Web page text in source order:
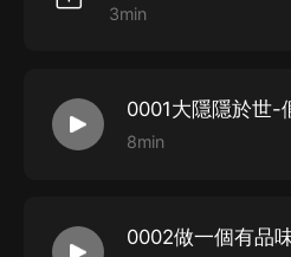
化、道門與世俗的關聯。
等與現實世界的關系，來闡述
重情則在世，無情則出世。
敏、王語嫣、秦夢瑤
等美女没
3min
0001大隱隱於世-
8min
0002做一個有品